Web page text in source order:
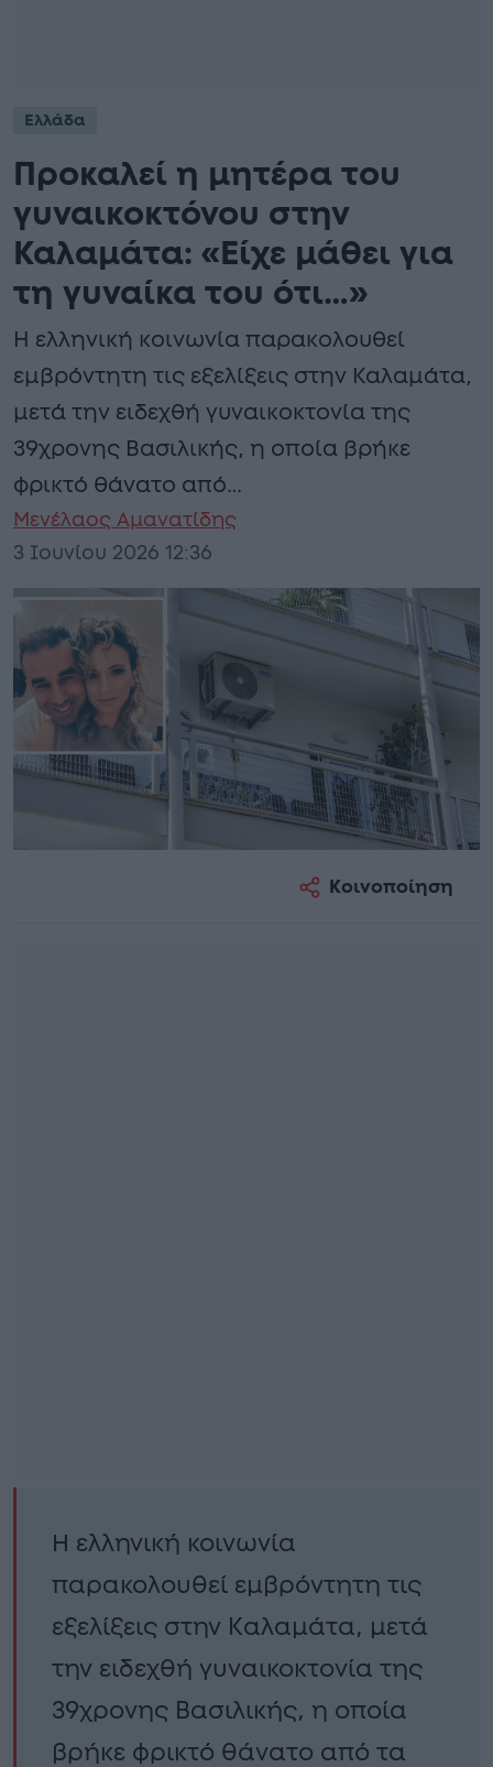
Ελλάδα
Προκαλεί η μητέρα του
γυναικοκτόνου στην
Καλαμάτα: «Είχε μάθει για
τη γυναίκα του ότι…»
Η ελληνική κοινωνία παρακολουθεί
εμβρόντητη τις εξελίξεις στην Καλαμάτα,
μετά την ειδεχθή γυναικοκτονία της
39χρονης Βασιλικής, η οποία βρήκε
φρικτό θάνατο από…
Μενέλαος Αμανατίδης
3 Ιουνίου 2026 12:36
Κοινοποίηση
Η ελληνική κοινωνία
παρακολουθεί εμβρόντητη τις
εξελίξεις στην Καλαμάτα, μετά
την ειδεχθή γυναικοκτονία της
39χρονης Βασιλικής, η οποία
βρήκε φρικτό θάνατο από τα